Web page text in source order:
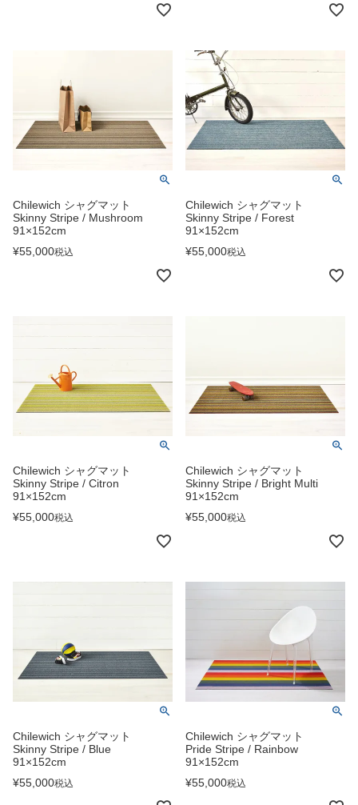
Chilewich シャグマット
Skinny Stripe / Mushroom
91×152cm
¥55,000税込
Chilewich シャグマット
Skinny Stripe / Forest
91×152cm
¥55,000税込
Chilewich シャグマット
Skinny Stripe / Citron
91×152cm
¥55,000税込
Chilewich シャグマット
Skinny Stripe / Bright Multi
91×152cm
¥55,000税込
Chilewich シャグマット
Skinny Stripe / Blue
91×152cm
¥55,000税込
Chilewich シャグマット
Pride Stripe / Rainbow
91×152cm
¥55,000税込